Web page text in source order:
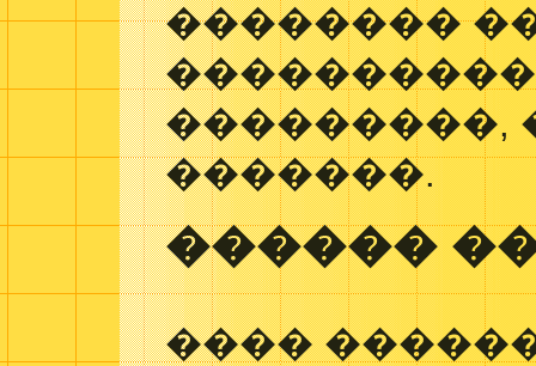
��������
���������,
�������.
������
����